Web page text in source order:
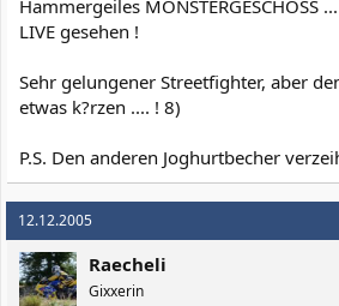
Hammergeiles MONSTERGESCHOSS
LIVE gesehen !
Sehr gelungener Streetfighter, aber
etwas k?rzen .... ! 8)
P.S. Den anderen Joghurtbecher
12.12.2005
Raecheli
Gixxerin